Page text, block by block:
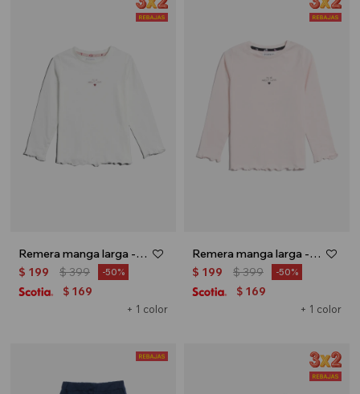
Remera manga larga - Blanco
+ 1 color
$ 199 $399 50
$ 169
Remera manga larga - Rosa
+ 1 color
$ 199 $399 50
$ 169